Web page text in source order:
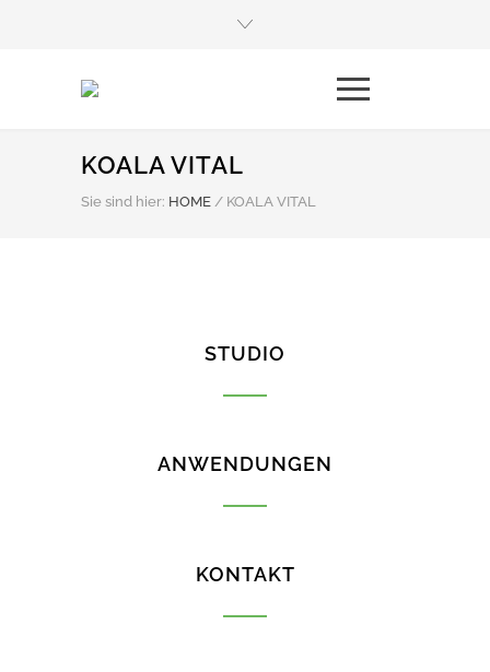
KOALA VITAL
Sie sind hier: HOME / KOALA VITAL
STUDIO
ANWENDUNGEN
KONTAKT